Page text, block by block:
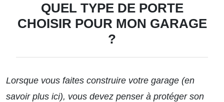
QUEL TYPE DE PORTE
CHOISIR POUR MON GARAGE
?
Lorsque vous faites construire votre garage (en
savoir plus ici), vous devez penser à protéger son